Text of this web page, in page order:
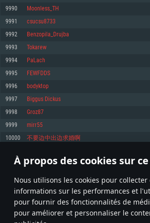
À propos des cookies sur
Nous utilisons les cookies pour collecter
informations sur les performances et
pour fournir des fonctionnalités de
pour améliorer et personnaliser le
Mémoire: 4 GB
Carte graphique supportant DirectX 11: AMD
GeForce GTX 660. La résolution minimale
Connection: Connexion Internet à haut débit
Disque dur: 23.1 Go (client minimal)
Recommandée
1060 et plus, Radeon RX 570 et plus.
Disque dur: 75.9 Go (client complet)
pas supportés)
Mémoire: 6 GB
Carte graphique: Intel Iris Pro 5200 (Mac), ou
résolution minimale supportée par le jeu est de
Connection: Connexion Internet à haut débit
Disque dur: 62,2 Go (client minimal)
Recommandée
OS: Mac OS Big Sur 11.0 ou plus récent
Processeur: Core i7 (Les processeurs Intel Xeon ne
Mémoire: 8 GB
Carte graphique: Radeon Vega II ou plus avec
Disque dur: 62,2 Go (client complet)
Mémoire: 4 GB
Carte graphique: NVIDIA 660 avec les derniers
de même pour AMD (La résolution minimale
720p)
Connection: Connexion Internet à haut débit
Disque dur: 62,2 Go (client minimal)
Recommandée
OS: Ubuntu 20.04 64bit
Processeur: Intel Core i7
Mémoire: 8 GB
Carte graphique: NVIDIA 1060 avec les derniers
6 mois et supportant Vulkan
Connection: Connexion Internet à haut débit
Disque dur: 60,2 Go (client complet)
9990 Moonless_TH
9991 csucsu8733
9992 Benzopila_Drujba
9993 Tokarew
9994 PaLach
9995 FEWFDDS
9996 bodyktop
9997 Biggus Diсkus
9998 Groz87
9999 mirr55
10000 不要边中出边求婚啊
* Classement mis à jour quotidiennement
499 500 501 600